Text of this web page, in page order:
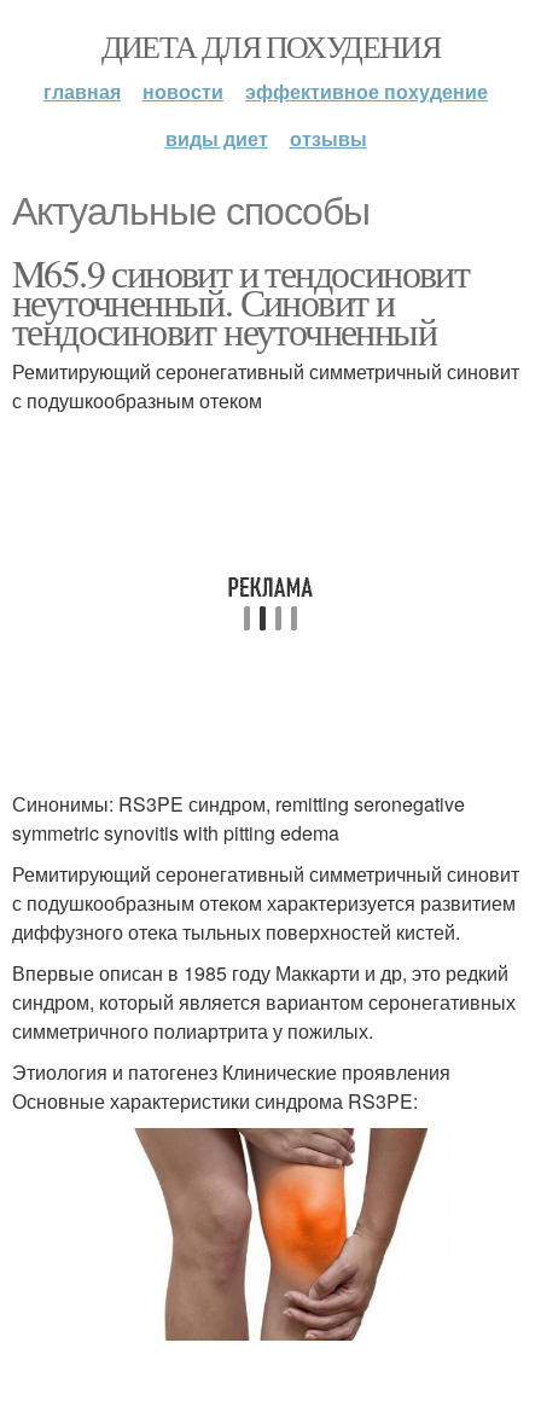
ДИЕТА ДЛЯ ПОХУДЕНИЯ
главная новости
эффективное похудение
виды диет
отзывы
Актуальные способы
M65.9 синовит и тендосиновит
неуточненный. Синовит и
тендосиновит неуточненный
Ремитирующий серонегативный симметричный синовит
с подушкообразным отеком
Синонимы: RS3PE синдром, remitting seronegative
symmetric synovitis with pitting edema
Ремитирующий серонегативный симметричный синовит
с подушкообразным отеком характеризуется развитием
диффузного отека тыльных поверхностей кистей.
Впервые описан в 1985 году Маккарти и др, это редкий
синдром, который является вариантом серонегативных
симметричного полиартрита у пожилых.
Этиология и патогенез Клинические проявления
Основные характеристики синдрома RS3PE: